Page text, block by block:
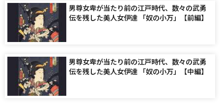
男尊女卑が当たり前の江戸時代、数々の武勇
伝を残した美人女伊達 「奴の小万」【前編】
男尊女卑が当たり前の江戸時代、数々の武勇
伝を残した美人女伊達 「奴の小万」【中編】